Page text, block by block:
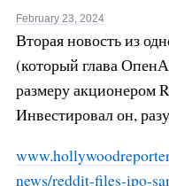
February 23, 2024
Вторая новость из
(который глава
размеру акционером
Инвестировал он,
news/reddit-files-ipo-